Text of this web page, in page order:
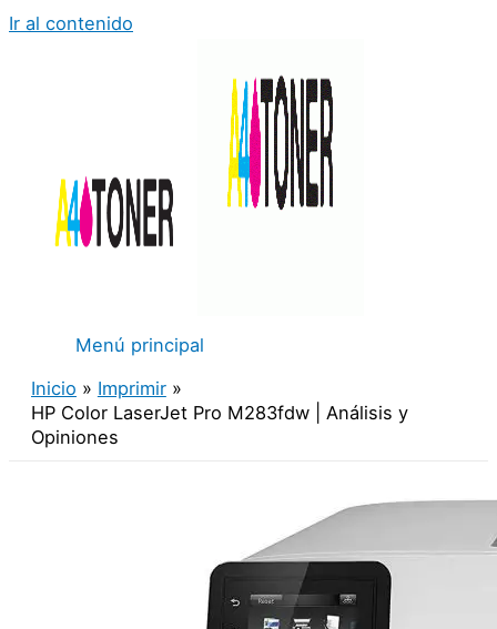
Ir al contenido
Menú principal
Inicio
Imprimir
HP Color LaserJet Pro M283fdw | Análisis y
Opiniones